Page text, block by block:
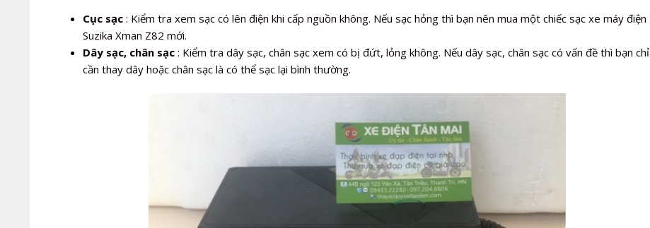
Cục sạc : Kiểm tra xem sạc có lên điện khi cấp nguồn không. Nếu sạc hỏng thì bạn nên mua một chiếc sạc xe máy điện
Suzika Xman Z82 mới.
Dây sạc, chân sạc : Kiểm tra dây sạc, chân sạc xem có bị đứt, lỏng không. Nếu dây sạc, chân sạc có vấn đề thì bạn chỉ
cần thay dây hoặc chân sạc là có thể sạc lại bình thường.